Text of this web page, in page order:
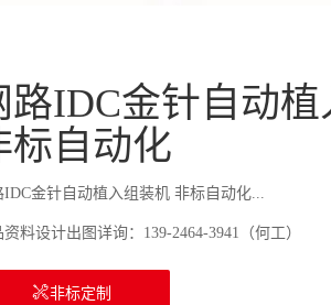
路IDC金针自动
标自动化
IDC金针自动植入组装机 非标自动化...
资料设计出图详询：139-2464-3941（何工）
非标定制